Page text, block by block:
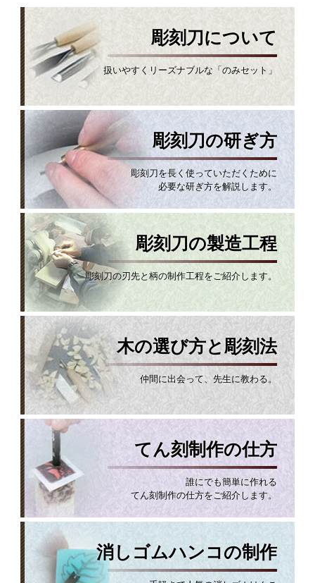
彫刻刀について
扱いやすくリーズナブルな「のみセット」
彫刻刀の研ぎ方
彫刻刀を長く使っていただくために
必要な研ぎ方を解説します。
彫刻刀の製造工程
彫刻刀の刃先と柄の制作工程をご紹介します。
木の選び方と彫刻法
仲間に出会って、先生に教わる。
てん刻制作の仕方
誰にでも簡単に作れる
てん刻制作の仕方をご紹介します。
消しゴムハンコの制作